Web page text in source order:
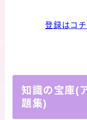
登録はコ
知識の宝庫(
題集)